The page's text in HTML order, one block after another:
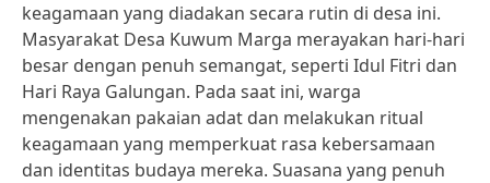
keagamaan yang diadakan secara rutin di desa ini.
Masyarakat Desa Kuwum Marga merayakan hari-hari
besar dengan penuh semangat, seperti Idul Fitri dan
Hari Raya Galungan. Pada saat ini, warga
mengenakan pakaian adat dan melakukan ritual
keagamaan yang memperkuat rasa kebersamaan
dan identitas budaya mereka. Suasana yang penuh